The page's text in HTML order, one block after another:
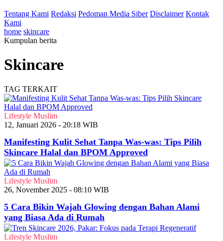
Tentang Kami Redaksi Pedoman Media Siber Disclaimer Kontak
Kami
home skincare
Kumpulan berita
Skincare
TAG TERKAIT
Lifestyle Muslim
12, Januari 2026 - 20:18 WIB
Manifesting Kulit Sehat Tanpa Was-was: Tips Pilih
Skincare Halal dan BPOM Approved
Lifestyle Muslim
26, November 2025 - 08:10 WIB
5 Cara Bikin Wajah Glowing dengan Bahan Alami
yang Biasa Ada di Rumah
Lifestyle Muslim